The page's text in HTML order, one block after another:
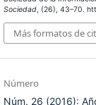
Sociedad, (26), 43–70.
Más formatos de
Número
Núm. 26 (2016):